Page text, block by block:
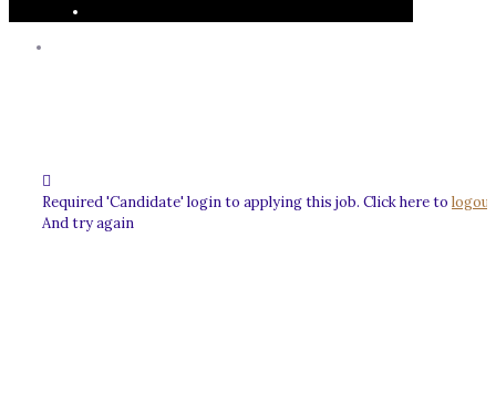
Required 'Candidate' login to applying this job. Click here to logout
And try again